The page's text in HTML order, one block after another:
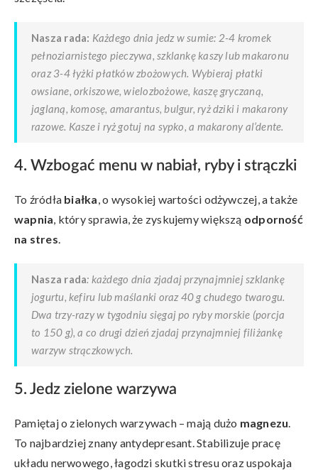
Nasza rada: Każdego dnia jedz w sumie: 2-4 kromek
pełnoziarnistego pieczywa, szklankę kaszy lub makaronu
oraz 3-4 łyżki płatków zbożowych. Wybieraj płatki
owsiane, orkiszowe, wielozbożowe, kaszę gryczaną,
jaglaną, komosę, amarantus, bulgur, ryż dziki i makarony
razowe. Kasze i ryż gotuj na sypko, a makarony al’dente.
4. Wzbogać menu w nabiał, ryby i strączki
To źródła białka, o wysokiej wartości odżywczej, a także
wapnia, który sprawia, że zyskujemy większą odporność
na stres.
Nasza rada: każdego dnia zjadaj przynajmniej szklankę
jogurtu, kefiru lub maślanki oraz 40 g chudego twarogu.
Dwa trzy-razy w tygodniu sięgaj po ryby morskie (porcja
to 150 g), a co drugi dzień zjadaj przynajmniej filiżankę
warzyw strączkowych.
5. Jedz zielone warzywa
Pamiętaj o zielonych warzywach – mają dużo magnezu.
To najbardziej znany antydepresant. Stabilizuje pracę
układu nerwowego, łagodzi skutki stresu oraz uspokaja